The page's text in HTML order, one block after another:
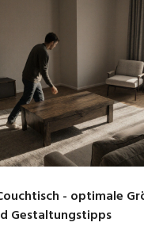
- optimale
Gestaltungstipps